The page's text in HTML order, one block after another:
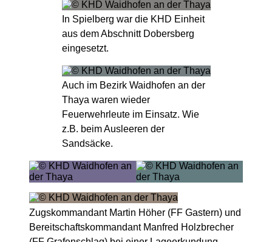
In Spielberg war die KHD Einheit
aus dem Abschnitt Dobersberg
eingesetzt.
Auch im Bezirk Waidhofen an der
Thaya waren wieder
Feuerwehrleute im Einsatz. Wie
z.B. beim Ausleeren der
Sandsäcke.
Zugskommandant Martin Höher (FF Gastern) und
Bereitschaftskommandant Manfred Holzbrecher